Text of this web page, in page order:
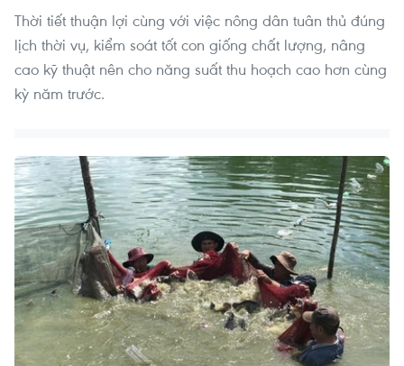
Thời tiết thuận lợi cùng với việc nông dân tuân thủ đúng
lịch thời vụ, kiểm soát tốt con giống chất lượng, nâng
cao kỹ thuật nên cho năng suất thu hoạch cao hơn cùng
kỳ năm trước.